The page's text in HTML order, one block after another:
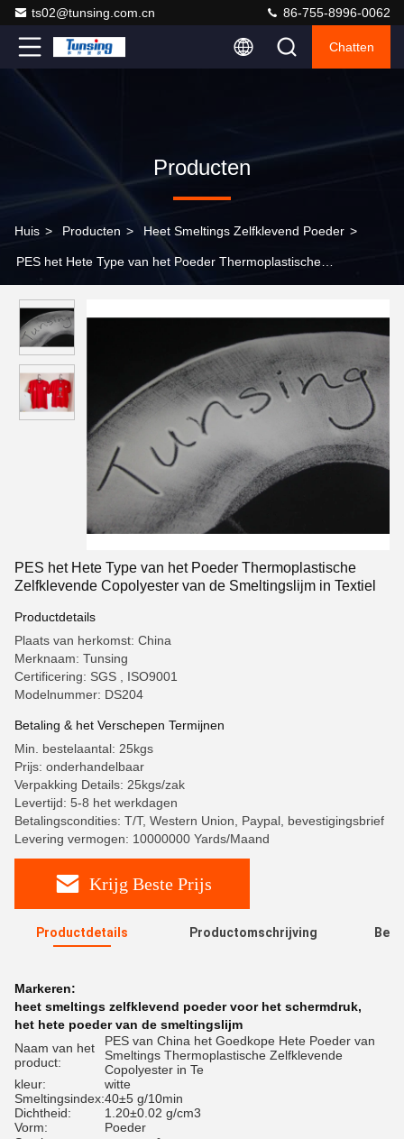
ts02@tunsing.com.cn 86-755-8996-0062
Chatten
Producten
Huis > Producten > Heet Smeltings Zelfklevend Poeder >
PES het Hete Type van het Poeder Thermoplastische
PES het Hete Type van het Poeder Thermoplastische
Zelfklevende Copolyester van de Smeltingslijm in Textiel
Productdetails
Plaats van herkomst: China
Merknaam: Tunsing
Certificering: SGS , ISO9001
Modelnummer: DS204
Betaling & het Verschepen Termijnen
Min. bestelaantal: 25kgs
Prijs: onderhandelbaar
Verpakking Details: 25kgs/zak
Levertijd: 5-8 het werkdagen
Betalingscondities: T/T, Western Union, Paypal, bevestigingsbrief
Levering vermogen: 10000000 Yards/Maand
Krijg Beste Prijs
Productdetails Productomschrijving
Markeren:
heet smeltings zelfklevend poeder voor het schermdruk,
het hete poeder van de smeltingslijm
Naam van het
product:
PES van China het Goedkope Hete Poeder van
Smeltings Thermoplastische Zelfklevende
Copolyester in Te
kleur:
witte
Smeltingsindex:40±5 g/10min
Dichtheid:
1.20±0.02 g/cm3
Vorm:
Poeder